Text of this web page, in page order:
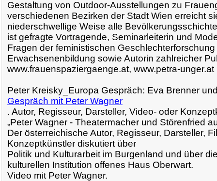
Gestaltung von Outdoor-Ausstellungen zu
verschiedenen Bezirken der Stadt Wien erreicht
niederschwellige Weise alle
ist gefragte Vortragende, Seminarleiterin und
Fragen der feministischen Geschlechterforschung
Erwachsenenbildung sowie Autorin zahlreicher
www.frauenspaziergaenge.at, www.petra-unger.at
Peter Kreisky_Europa Gespräch: Eva Brenner
Gespräch mit Peter Wagner
. Autor, Regisseur, Darsteller, Video- oder
„Peter Wagner - Theatermacher und Störenfried
Der österreichische Autor, Regisseur, Darsteller,
Konzeptkünstler diskutiert über
Politik und Kulturarbeit im Burgenland und über
kulturellen Institution offenes Haus Oberwart.
Video mit Peter Wagner.